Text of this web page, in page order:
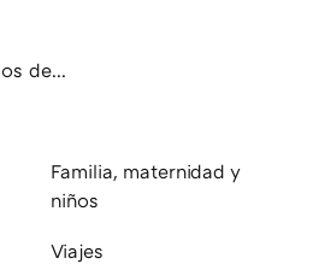
de...
Familia, maternidad y
niños
Viajes